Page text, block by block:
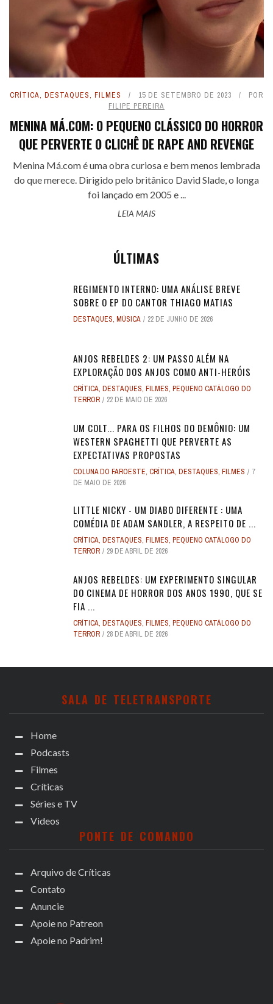
CRÍTICA, DESTAQUES, FILMES 15 DE SETEMBRO DE 2023
POR
FILIPE PEREIRA
MENINA MÁ.COM: O PEQUENO CLÁSSICO DO HORROR
QUE PERVERTE O CLICHÊ DE RAPE AND REVENGE
Menina Má.com é uma obra curiosa e bem menos lembrada
do que merece. Dirigido pelo britânico David Slade, o longa
foi lançado em 2005 e ...
LEIA MAIS
ÚLTIMAS
REGIMENTO INTERNO: UMA ANÁLISE BREVE
SOBRE O EP DO CANTOR THIAGO MATIAS
DESTAQUES, MÚSICA 22 DE JUNHO DE 2026
ANJOS REBELDES 2: UM PASSO ALÉM NA
EXPLORAÇÃO DOS ANJOS COMO ANTI-HERÓIS
CRÍTICA, DESTAQUES, FILMES, PEQUENO CATÁLOGO DO
TERROR
22 DE MAIO DE 2026
UM COLT... PARA OS FILHOS DO DEMÔNIO: UM
WESTERN SPAGHETTI QUE PERVERTE AS
EXPECTATIVAS PROPOSTAS
COLUNA DO FAROESTE, CRÍTICA, DESTAQUES, FILMES
7
DE MAIO DE 2026
LITTLE NICKY - UM DIABO DIFERENTE : UMA
COMÉDIA DE ADAM SANDLER, A RESPEITO DE ...
CRÍTICA, DESTAQUES, FILMES, PEQUENO CATÁLOGO DO
TERROR
29 DE ABRIL DE 2026
ANJOS REBELDES: UM EXPERIMENTO SINGULAR
DO CINEMA DE HORROR DOS ANOS 1990, QUE SE
FIA ...
CRÍTICA, DESTAQUES, FILMES, PEQUENO CATÁLOGO DO
TERROR
28 DE ABRIL DE 2026
SALA DE TELETRANSPORTE
Home
Podcasts
Filmes
Críticas
Séries e TV
Videos
PONTE DE COMANDO
Arquivo de Críticas
Contato
Anuncie
Apoie no Patreon
Apoie no Padrim!